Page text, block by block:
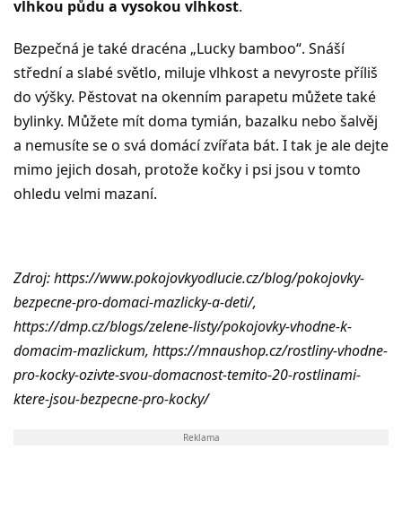
vlhkou půdu a vysokou vlhkost.
Bezpečná je také dracéna „Lucky bamboo“. Snáší
střední a slabé světlo, miluje vlhkost a nevyroste příliš
do výšky. Pěstovat na okenním parapetu můžete také
bylinky. Můžete mít doma tymián, bazalku nebo šalvěj
a nemusíte se o svá domácí zvířata bát. I tak je ale dejte
mimo jejich dosah, protože kočky i psi jsou v tomto
ohledu velmi mazaní.
Zdroj: https://www.pokojovkyodlucie.cz/blog/pokojovky-
bezpecne-pro-domaci-mazlicky-a-deti/,
https://dmp.cz/blogs/zelene-listy/pokojovky-vhodne-k-
domacim-mazlickum, https://mnaushop.cz/rostliny-vhodne-
pro-kocky-ozivte-svou-domacnost-temito-20-rostlinami-
ktere-jsou-bezpecne-pro-kocky/
Reklama